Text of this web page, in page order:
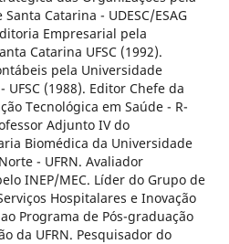
Catarina - UDESC/ESAG
Empresarial pela
Catarina UFSC (1992).
pela Universidade
(1988). Editor Chefe da
Tecnológica em Saúde - R-
Adjunto IV do
Biomédica da Universidade
- UFRN. Avaliador
INEP/MEC. Líder do Grupo de
Hospitalares e Inovação
Programa de Pós-graduação
da UFRN. Pesquisador do